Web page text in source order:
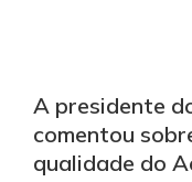
A presidente
comentou
qualidade do